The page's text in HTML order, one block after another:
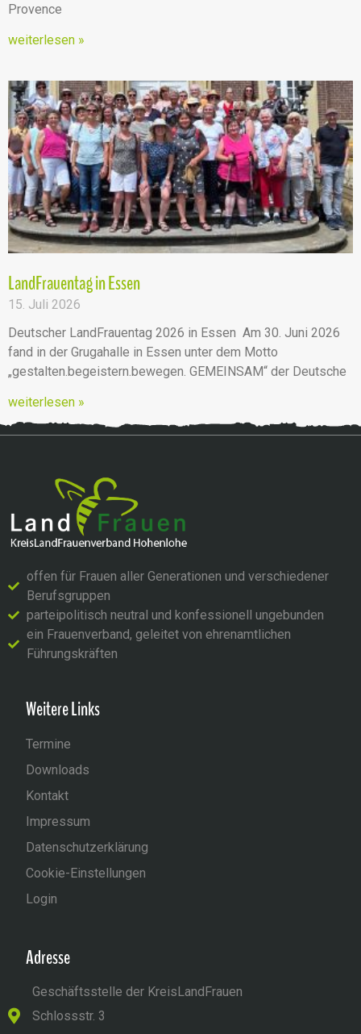
Provence
weiterlesen »
LandFrauentag in Essen
15. Juli 2026
Deutscher LandFrauentag 2026 in Essen Am 30. Juni 2026
fand in der Grugahalle in Essen unter dem Motto
„gestalten.begeistern.bewegen. GEMEINSAM“ der Deutsche
weiterlesen »
offen für Frauen aller Generationen und verschiedener
Berufsgruppen
parteipolitisch neutral und konfessionell ungebunden
ein Frauenverband, geleitet von ehrenamtlichen
Führungskräften
Weitere Links
Termine
Downloads
Kontakt
Impressum
Datenschutzerklärung
Cookie-Einstellungen
Login
Adresse
Geschäftsstelle der KreisLandFrauen
Schlossstr. 3